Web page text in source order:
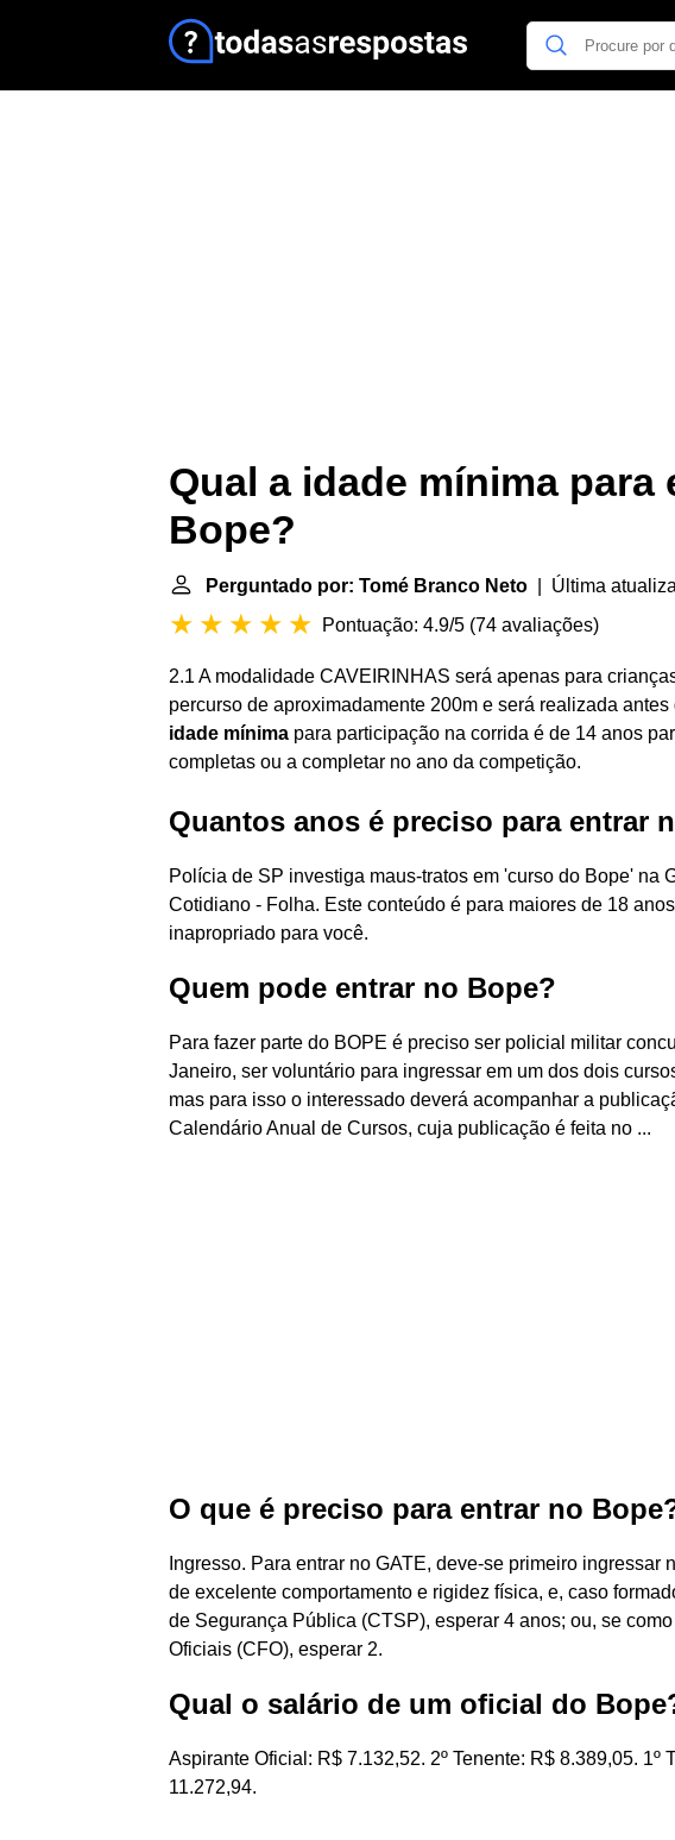
Qual a idade mínima para
Bope?
Perguntado por: Tomé Branco Neto | Última
Pontuação: 4.9/5 (74 avaliações)
2.1 A modalidade CAVEIRINHAS será apenas para
percurso de aproximadamente 200m e será realizada antes
idade mínima para participação na corrida é de 14 anos
completas ou a completar no ano da competição.
Quantos anos é preciso para entrar
Polícia de SP investiga maus-tratos em 'curso do Bope' na
Cotidiano - Folha. Este conteúdo é para maiores de 18
inapropriado para você.
Quem pode entrar no Bope?
Para fazer parte do BOPE é preciso ser policial militar
Janeiro, ser voluntário para ingressar em um dos dois
mas para isso o interessado deverá acompanhar a
Calendário Anual de Cursos, cuja publicação é feita no ...
O que é preciso para entrar no
Ingresso. Para entrar no GATE, deve-se primeiro ingressar
de excelente comportamento e rigidez física, e, caso
de Segurança Pública (CTSP), esperar 4 anos; ou, se
Oficiais (CFO), esperar 2.
Qual o salário de um oficial do
Aspirante Oficial: R$ 7.132,52. 2º Tenente: R$ 8.389,05. 1º
11.272,94.